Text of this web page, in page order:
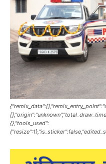
{},"tools_used":